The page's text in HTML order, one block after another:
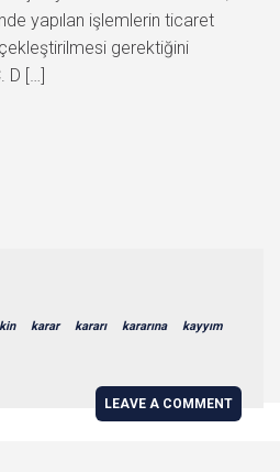
yapılan işlemlerin ticaret
gerektiğini
D […]
karar kararı kararına kayyım
LEAVE A COMMENT